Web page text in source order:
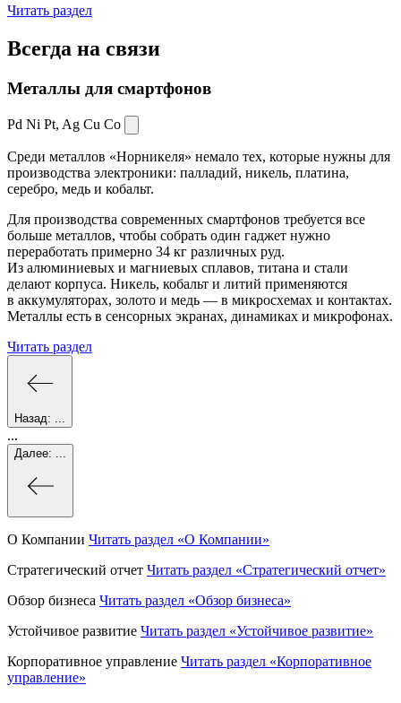
Читать раздел
Всегда на связи
Металлы для смартфонов
Pd Ni Pt, Ag Cu Co
Среди металлов «Норникеля» немало тех, которые нужны для
производства электроники: палладий, никель, платина,
серебро, медь и кобальт.
Для производства современных смартфонов требуется все
больше металлов, чтобы собрать один гаджет нужно
переработать примерно 34 кг различных руд.
Из алюминиевых и магниевых сплавов, титана и стали
делают корпуса. Никель, кобальт и литий применяются
в аккумуляторах, золото и медь — в микросхемах и контактах.
Металлы есть в сенсорных экранах, динамиках и микрофонах.
Читать раздел
Назад:
...
Далее:
О Компании Читать раздел «О Компании»
Стратегический отчет Читать раздел «Стратегический отчет»
Обзор бизнеса Читать раздел «Обзор бизнеса»
Устойчивое развитие Читать раздел «Устойчивое развитие»
Корпоративное управление Читать раздел «Корпоративное
управление»